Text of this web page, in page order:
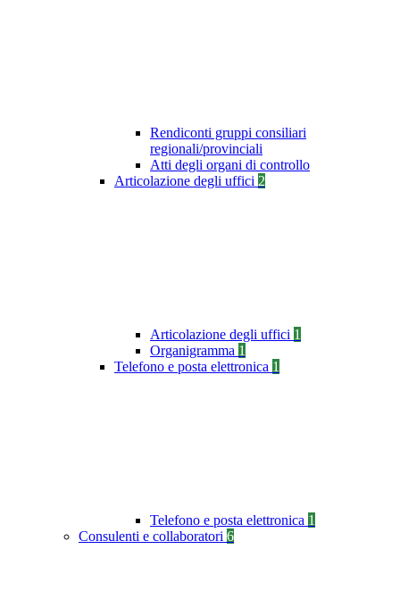
Rendiconti gruppi consiliari
regionali/provinciali
Atti degli organi di controllo
Articolazione degli uffici 2
Articolazione degli uffici 1
Organigramma 1
Telefono e posta elettronica 1
Telefono e posta elettronica 1
Consulenti e collaboratori 6